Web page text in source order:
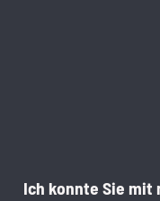
Ich konnte Sie mit